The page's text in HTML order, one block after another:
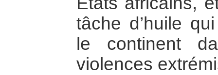
tâche d’huile
le continent
violences